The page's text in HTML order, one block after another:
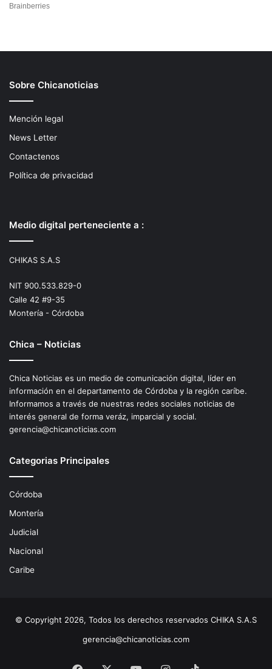
Sobre Chicanoticias
Mención legal
News Letter
Contactenos
Política de privacidad
Medio digital perteneciente a :
CHIKAS S.A.S
NIT 900.533.829-0
Calle 42 #9-35
Montería - Córdoba
Chica – Noticias
Chica Noticias es un medio de comunicación digital, líder en
información en el departamento de Córdoba y la región caríbe.
Informamos a través de nuestras redes sociales noticias de
interés general de forma veráz, imparcial y social.
gerencia@chicanoticias.com
Categorias Principales
Córdoba
Montería
Judicial
Nacional
Caribe
© Copyright 2026, Todos los derechos reservados CHIKA S.A.S
gerencia@chicanoticias.com